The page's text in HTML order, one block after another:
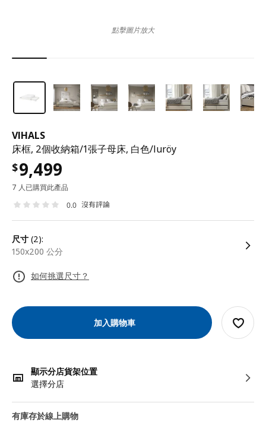
VIHALS
床框, 2個收納箱/1張子母床, 白色/luröy
$9,499
7 人已購買此產品
0.0 沒有評論
尺寸 (2):
150x200 公分
如何挑選尺寸？
加入購物車
顯示分店貨架位置
選擇分店
有庫存於線上購物
點擊圖片放大